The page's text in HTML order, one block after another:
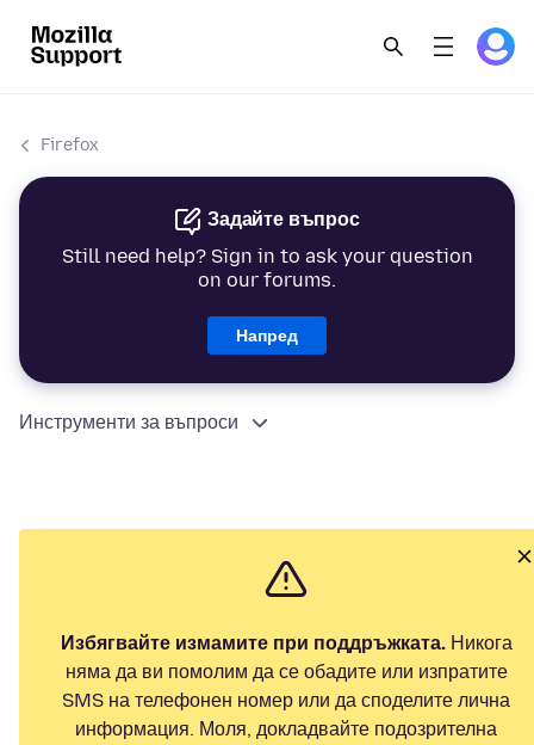
Firefox
Задайте въпрос
Still need help? Sign in to ask your question
on our forums.
Напред
Инструменти за въпроси
Избягвайте измамите при поддръжката.Никога
няма да ви помолим да се обадите или изпратите
SMS на телефонен номер или да споделите лична
информация. Моля, докладвайте подозрителна